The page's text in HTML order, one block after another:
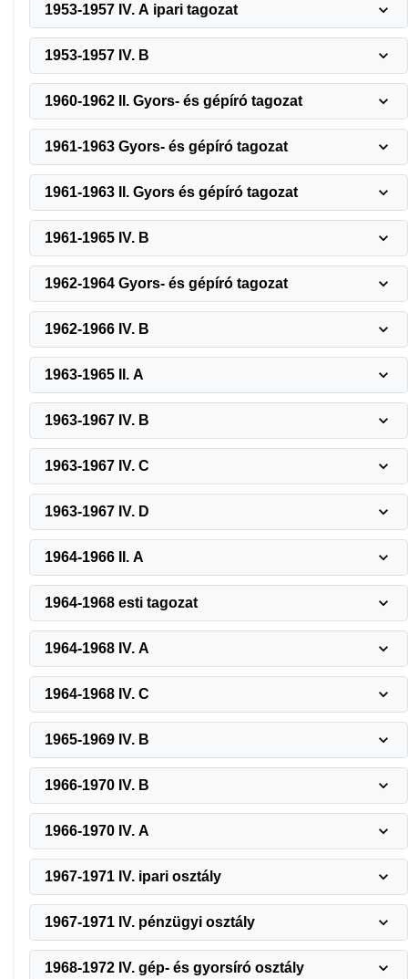
1953-1957 IV. A ipari tagozat
1953-1957 IV. B
1960-1962 II. Gyors- és gépíró tagozat
1961-1963 Gyors- és gépíró tagozat
1961-1963 II. Gyors és gépíró tagozat
1961-1965 IV. B
1962-1964 Gyors- és gépíró tagozat
1962-1966 IV. B
1963-1965 II. A
1963-1967 IV. B
1963-1967 IV. C
1963-1967 IV. D
1964-1966 II. A
1964-1968 esti tagozat
1964-1968 IV. A
1964-1968 IV. C
1965-1969 IV. B
1966-1970 IV. B
1966-1970 IV. A
1967-1971 IV. ipari osztály
1967-1971 IV. pénzügyi osztály
1968-1972 IV. gép- és gyorsíró osztály